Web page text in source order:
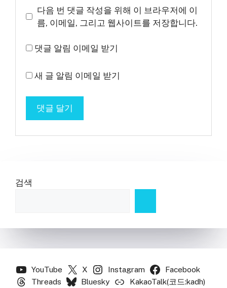
트
다음 번 댓글 작성을 위해 이 브라우저에 이
름, 이메일, 그리고 웹사이트를 저장합니다.
댓글 알림 이메일 받기
새 글 알림 이메일 받기
검색
YouTube X Instagram
Facebook
Threads
Bluesky KakaoTalk(코드:kadh)